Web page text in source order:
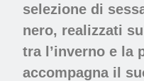
selezione di
nero, realizzati
tra l’inverno e la
accompagna il